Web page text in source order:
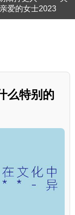
亲爱的女士2023
么特别的